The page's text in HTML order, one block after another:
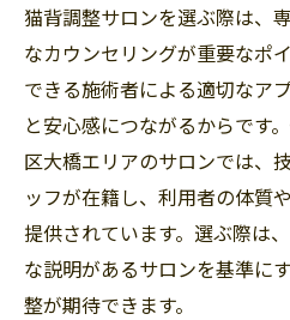
猫背調整サロンな
説
猫背に悩む方がサ
猫背改善をサポー
注目
猫背調整とサロン選
猫背調整施術の流れ
ト
猫背調整サロンを選ぶ際は、
なカウンセリングが重要なポ
できる施術者による適切なア
と安心感につながるからです
区大橋エリアのサロンでは、
ッフが在籍し、利用者の体質
提供されています。選ぶ際は
な説明があるサロンを基準に
整が期待できます。